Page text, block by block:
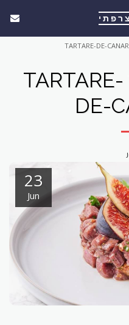
טַרְטַר-דֶה-קַנַר TARTARE-
DE-
23
Jun